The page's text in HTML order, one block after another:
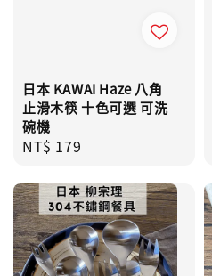
日本 KAWAI Haze 八角
止滑木筷 十色可選 可洗
碗機
Regular
NT$ 179